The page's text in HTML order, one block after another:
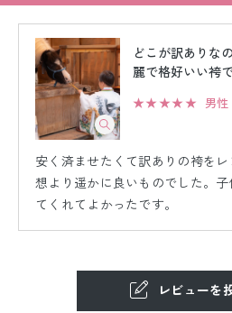
どこが訳ありな
麗で格好いい袴で
★★★★★ 男性
安く済ませたくて訳ありの袴を
想より遥かに良いものでした。
てくれてよかったです。
レビューを